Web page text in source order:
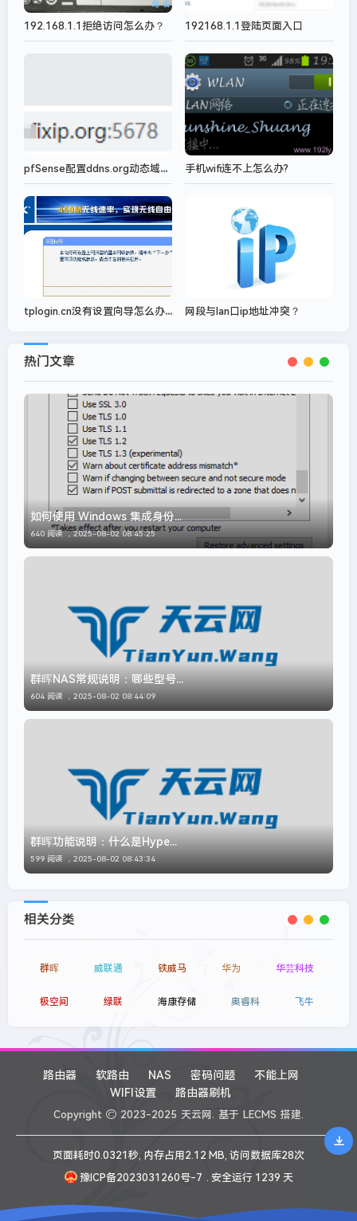
192.168.1.1拒绝访问怎么办？ 192168.1.1登陆页面入口
pfSense配置ddns.org动态域名，配置SSL证书实现SSL安全访问 手机wifi连不上怎么办?
tplogin.cn没有设置向导怎么办？ 网段与lan口ip地址冲突？
热门文章
如何使用 Windows 集成身份...
640 阅读 ，2025-08-02 08:45:25
群晖NAS常规说明：哪些型号...
604 阅读 ， 2025-08-02 08:44:09
群晖功能说明：什么是Hype...
599 阅读 ， 2025-08-02 08:43:34
相关分类
群晖 威联通 铁威马 华为 华芸科技
极空间 绿联 海康存储 奥睿科 飞牛
路由器 软路由 NAS 密码问题
不能上网
WIFI设置
路由器刷机
Copyright 2023-2025 天云网. 基于 LECMS 搭建.
页面耗时0.0321秒, 内存占用2.12 MB, 访问数据库28次
豫ICP备2023031260号-7
. 安全运行 1239 天